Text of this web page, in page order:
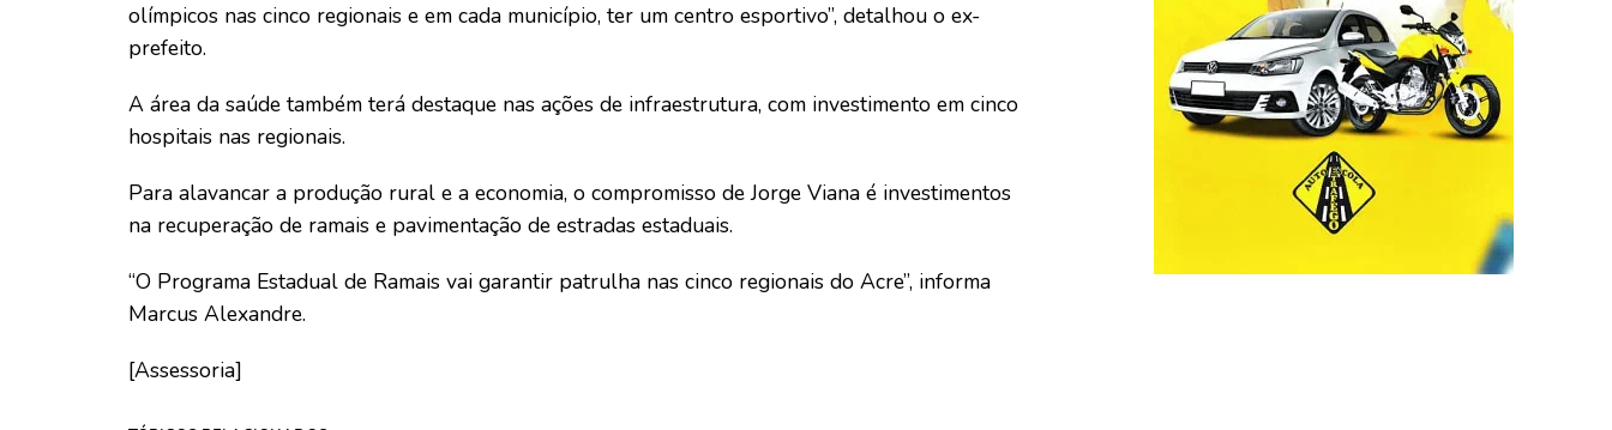
olímpicos nas cinco regionais e em cada município, ter um centro esportivo”, detalhou o ex-
prefeito.
A área da saúde também terá destaque nas ações de infraestrutura, com investimento em cinco
hospitais nas regionais.
Para alavancar a produção rural e a economia, o compromisso de Jorge Viana é investimentos
na recuperação de ramais e pavimentação de estradas estaduais.
“O Programa Estadual de Ramais vai garantir patrulha nas cinco regionais do Acre”, informa
Marcus Alexandre.
[Assessoria]